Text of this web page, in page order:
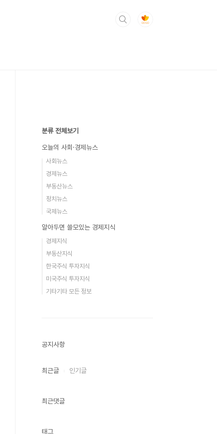
분류 전체보기
오늘의 사회·경제뉴스
사회뉴스
경제뉴스
부동산뉴스
정치뉴스
국제뉴스
알아두면 쓸모있는 경제지식
경제지식
부동산지식
한국주식 투자지식
미국주식 투자지식
기타기타 모든 정보
공지사항
최근글 인기글
최근댓글
태그